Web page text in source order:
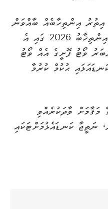
އިންތިހާބެއް ބާއްވަން
ނިންމީ، ލޯކަލް ކައުންސިލްތަކުގެ އިންތިޚާބު 2026 ގައި އެ
ދ.މީދޫ-2 ނަންބަރު ވޯޓު ފޮށީގެ އެއް ވޯޓު
ޙުކުމް ކުރުމާ
ވާދަކުރެއްވި
ނަތީޖާ ކަނޑައެޅުމަށްޓަކައި